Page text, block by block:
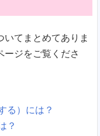
てまとめてありま
ージをご覧くださ
る）には？
？